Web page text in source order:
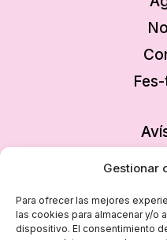
Gestionar
Para ofrecer las mejores
las cookies para almacenar y/o
dispositivo. El consentimiento
Declaració